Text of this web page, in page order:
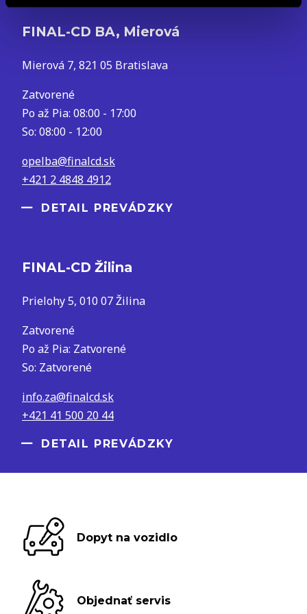
FINAL-CD BA, Mierová
Mierová 7, 821 05 Bratislava
Zatvorené
Po až Pia: 08:00 - 17:00
So: 08:00 - 12:00
opelba@finalcd.sk
+421 2 4848 4912
DETAIL PREVÁDZKY
FINAL-CD Žilina
Prielohy 5, 010 07 Žilina
Zatvorené
Po až Pia: Zatvorené
So: Zatvorené
info.za@finalcd.sk
+421 41 500 20 44
DETAIL PREVÁDZKY
Dopyt na vozidlo
Objednať servis